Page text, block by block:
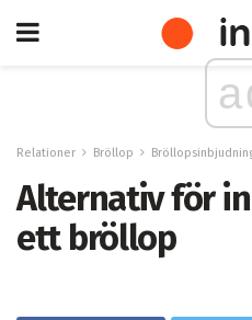
Relationer Bröllop
Alternativ för
ett bröllop